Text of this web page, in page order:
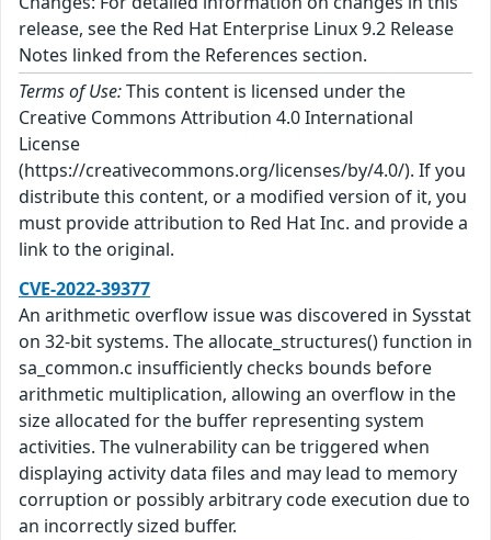
release, see the Red Hat Enterprise Linux 9.2 Release
Notes linked from the References section.
Terms of Use:This content is licensed under the
Creative Commons Attribution 4.0 International
License
(https://creativecommons.org/licenses/by/4.0/). If you
distribute this content, or a modified version of it, you
must provide attribution to Red Hat Inc. and provide a
link to the original.
CVE-2022-39377
An arithmetic overflow issue was discovered in Sysstat
on 32-bit systems. The allocate_structures() function in
sa_common.c insufficiently checks bounds before
arithmetic multiplication, allowing an overflow in the
size allocated for the buffer representing system
activities. The vulnerability can be triggered when
displaying activity data files and may lead to memory
corruption or possibly arbitrary code execution due to
an incorrectly sized buffer.